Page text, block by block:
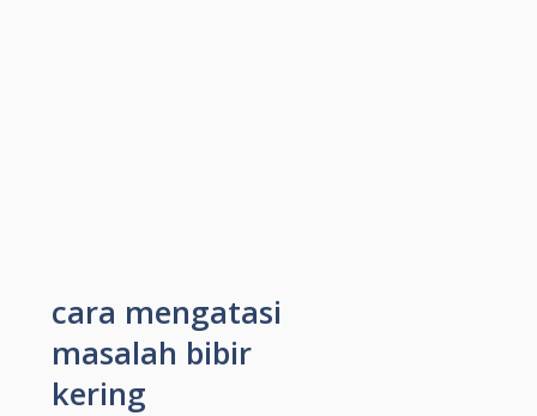
cara mengatasi
masalah bibir
kering